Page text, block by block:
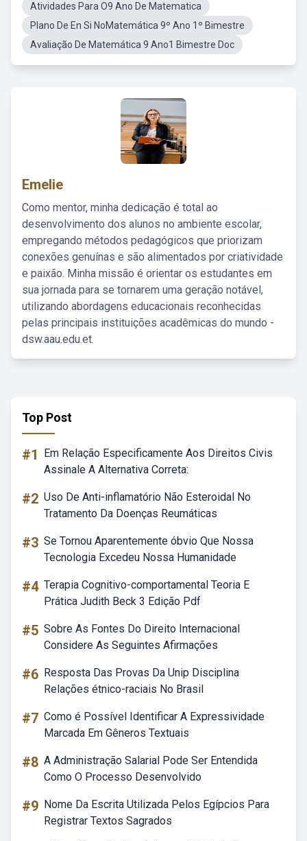
Atividades Para O9 Ano De Matematica
Plano De En Si NoMatemática 9º Ano 1º Bimestre
Avaliação De Matemática 9 Ano1 Bimestre Doc
Emelie
Como mentor, minha dedicação é total ao
desenvolvimento dos alunos no ambiente escolar,
empregando métodos pedagógicos que priorizam
conexões genuínas e são alimentados por criatividade
e paixão. Minha missão é orientar os estudantes em
sua jornada para se tornarem uma geração notável,
utilizando abordagens educacionais reconhecidas
pelas principais instituições acadêmicas do mundo -
dsw.aau.edu.et.
Top Post
#1
Em Relação Especificamente Aos Direitos Civis
Assinale A Alternativa Correta:
#2 Uso De Anti-inflamatório Não Esteroidal No
Tratamento Da Doenças Reumáticas
#3 Se Tornou Aparentemente óbvio Que Nossa
Tecnologia Excedeu Nossa Humanidade
#4 Terapia Cognitivo-comportamental Teoria E
Prática Judith Beck 3 Edição Pdf
#5 Sobre As Fontes Do Direito Internacional
Considere As Seguintes Afirmações
#6 Resposta Das Provas Da Unip Disciplina
Relações étnico-raciais No Brasil
#7 Como é Possível Identificar A Expressividade
Marcada Em Gêneros Textuais
#8 A Administração Salarial Pode Ser Entendida
Como O Processo Desenvolvido
#9 Nome Da Escrita Utilizada Pelos Egípcios Para
Registrar Textos Sagrados